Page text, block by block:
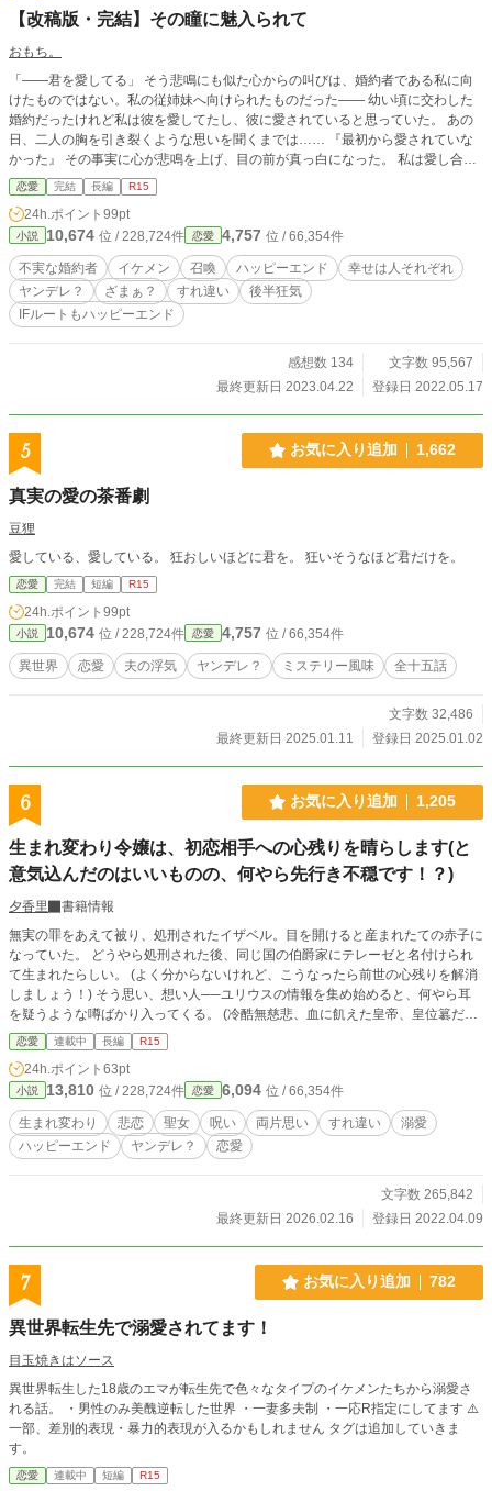
【改稿版・完結】その瞳に魅入られて
おもち。
「——君を愛してる」 そう悲鳴にも似た心からの叫びは、婚約者である私に向
けたものではない。私の従姉妹へ向けられたものだった—— 幼い頃に交わした
婚約だったけれど私は彼を愛してたし、彼に愛されていると思っていた。 あの
日、二人の胸を引き裂くような思いを聞くまでは…… 『最初から愛されていな
かった』 その事実に心が悲鳴を上げ、目の前が真っ白になった。 私は愛し合っ
ている二人を引き裂く『邪魔者』でしかないのだと、その光景を見ながらひたす
ら現実を受け入れるしかなかった。 『このまま婚姻を結んでも、私は一生愛
されない』 『私も一度でいいから、あんな風に愛されたい』 でも貴族令嬢で
ある立場が、父が、それを許してはくれない。 必死で気持ちに蓋をして、淡々
と日々を過ごしていたある日。偶然見つけた一冊の本によって、私の運命は大き
く変わっていくのだった。 私も、貴方達のように自分の幸せを求めても許され
ますか……？ ※後半、壊れてる人が登場します。苦手な方はご注意下さい。 ※
このお話は私独自の設定もあります、ご了承ください。ご都合主義な場面も多々
す。苦手な方はご注意下さい。 ※こちらの作品は小説家になろう様でも掲載し
恋愛 完結 長編 R15
24h.ポイント 99pt
小説 10,674 位 / 228,724件 恋愛 4,757 位 / 66,354件
不実な婚約者 イケメン 召喚 ハッピーエンド
幸せは人それぞれ
ヤンデレ？
ざまぁ？ すれ違い
後半狂気
IFルートもハッピーエンド
感想数 134
文字数 95,567
最終更新日 2023.04.22
登録日 2022.05.17
5 お気に入り追加 1,662
真実の愛の茶番劇
豆狸
愛している、愛している。 狂おしいほどに君を。 狂いそうなほど君だけを。
恋愛 完結 短編 R15
24h.ポイント 99pt
小説 10,674 位 / 228,724件 恋愛 4,757 位 / 66,354件
異世界 恋愛 夫の浮気 ヤンデレ？ ミステリー風味 全十五話
文字数 32,486
最終更新日 2025.01.11
登録日 2025.01.02
6 お気に入り追加 1,205
生まれ変わり令嬢は、初恋相手への心残りを晴らします(と
意気込んだのはいいものの、何やら先行き不穏です！？)
夕香里
書籍情報
無実の罪をあえて被り、処刑されたイザベル。目を開けると産まれたての赤子に
なっていた。 どうやら処刑された後、同じ国の伯爵家にテレーゼと名付けられ
て生まれたらしい。 (よく分からないけれど、こうなったら前世の心残りを解消
しましょう！) そう思い、想い人──ユリウスの情報を集め始めると、何やら耳
を疑うような噂ばかり入ってくる。 (冷酷無慈悲、血に飢えた皇帝、皇位簒だ─
─父帝殺害！？ えっ、あの優しかったユースが……？) 記憶と真反対の噂に戸
惑いながら、17歳になったテレーゼは彼に会うため皇宮の侍女に志願した。 だ
が、そこにいた彼は17年前と変わらない美貌を除いて過去の面影が一切無くな
っていて──？ 「はっ戯言を述べるのはいい加減にしろ。……臣下は狂帝だと噂
するのに」 「そんなことありません。誰が何を言おうと、わたしはユリウス陛
下がお優しい方だと知っています」 徐々に何者なのか疑われているのを知らぬ
まま、テレーゼとなったイザベルは、過去に囚われ続け、止まってしまった針を
恋愛 連載中 長編 R15
24h.ポイント 63pt
小説 13,810 位 / 228,724件 恋愛 6,094 位 / 66,354件
生まれ変わり 悲恋 聖女 呪い 両片思い すれ違い
溺愛
ハッピーエンド
ヤンデレ？ 恋愛
文字数 265,842
最終更新日 2026.02.16
登録日 2022.04.09
7 お気に入り追加 782
異世界転生先で溺愛されてます！
目玉焼きはソース
異世界転生した18歳のエマが転生先で色々なタイプのイケメンたちから溺愛さ
れる話。 ・男性のみ美醜逆転した世界 ・一妻多夫制 ・一応R指定にしてます ⚠️
一部、差別的表現・暴力的表現が入るかもしれません タグは追加していきま
す。
恋愛 連載中 短編 R15